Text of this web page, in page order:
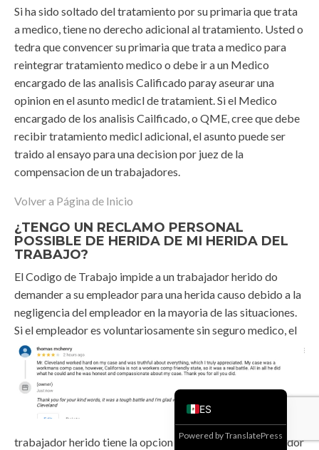
Si ha sido soltado del tratamiento por su primaria que trata
a medico, tiene no derecho adicional al tratamiento. Usted o
tedra que convencer su primaria que trata a medico para
reintegrar tratamiento medico o debe ir a un Medico
encargado de las analisis Calificado paray aseurar una
opinion en el asunto medicl de tratamient. Si el Medico
encargado de los analisis Cailficado, o QME, cree que debe
recibir tratamiento medicl adicional, el asunto puede ser
traido al ensayo para una decision por juez de la
compensacion de un trabajadores.
Volver a Página de Inicio
¿TENGO UN RECLAMO PERSONAL
POSSIBLE DE HERIDA DE MI HERIDA DEL
TRABAJO?
El Codigo de Trabajo impide a un trabajador herido do
demander a su empleador para una herida causo debido a la
negligencia del empleador en la mayoria de las situaciones.
Si el empleador es voluntariosamente sin seguro medico, el
trabajador herido tiene la opcion de demander al empleador
Powered byTranslatePress
ES